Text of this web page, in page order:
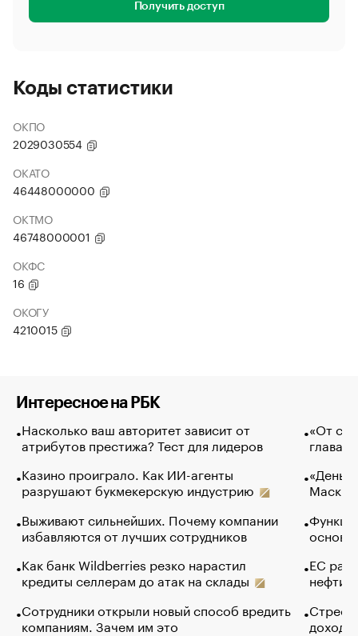
Получить доступ
Коды статистики
ОКПО
2029030554
ОКАТО
46448000000
ОКТМО
46748000001
ОКФС
16
ОКОГУ
4210015
Интересное на РБК
Насколько ваш авторитет зависит от
атрибутов престижа? Тест для лидеров
Казино проиграло. Как ИИ-агенты
разрушают букмекерскую индустрию
Выживают сильнейших. Почему компании
избавляются от лучших сотрудников
Как банк Wildberries резко нарастил
кредиты селлерам до атак на склады
Сотрудники открыли новый способ вредить
компаниям. Зачем им это
«От
глава
Маск в
основ
ЕС
нефти